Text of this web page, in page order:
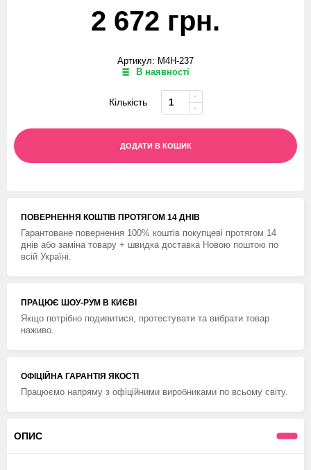
2 672 грн.
Артикул: M4H-237
В наявності
Кількість
ДОДАТИ В КОШИК
ПОВЕРНЕННЯ КОШТIВ ПРОТЯГОМ 14 ДНIВ
Гарантоване повернення 100% коштів покупцеві протягом 14
днів або заміна товару + швидка доставка Новою поштою по
всій Україні.
ПРАЦЮЄ ШОУ-РУМ В КИЄВІ
Якщо потрібно подивитися, протестувати та вибрати товар
наживо.
ОФІЦІЙНА ГАРАНТІЯ ЯКОСТІ
Працюємо напряму з офіційними виробниками по всьому світу.
ОПИС